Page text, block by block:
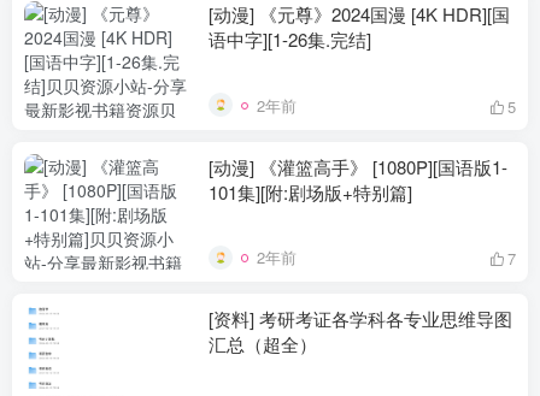
[动漫] 《元尊》2024国漫 [4K HDR][国
语中字][1-26集.完结]
2年前 5
[动漫] 《灌篮高手》 [1080P][国语版1-
101集][附:剧场版+特别篇]
2年前 7
[资料] 考研考证各学科各专业思维导图
汇总（超全）